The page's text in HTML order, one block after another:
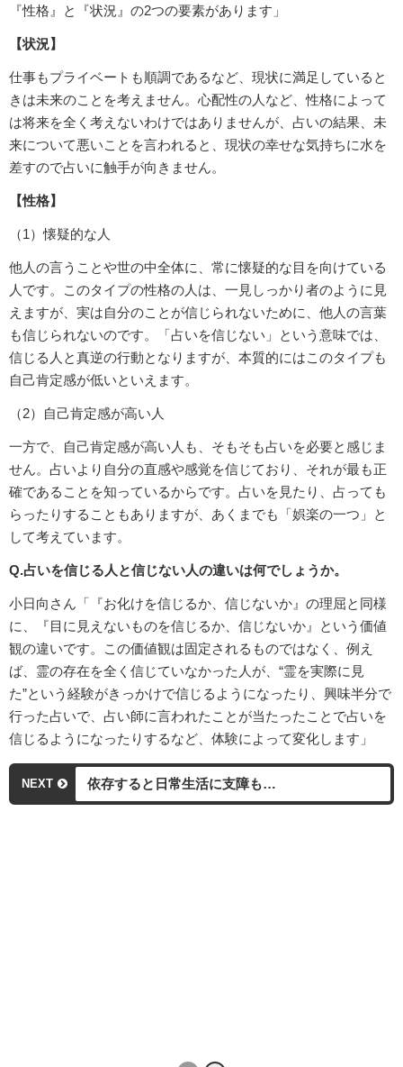
『性格』と『状況』の2つの要素があります」
【状況】
仕事もプライベートも順調であるなど、現状に満足していると
きは未来のことを考えません。心配性の人など、性格によって
は将来を全く考えないわけではありませんが、占いの結果、未
来について悪いことを言われると、現状の幸せな気持ちに水を
差すので占いに触手が向きません。
【性格】
（1）懐疑的な人
他人の言うことや世の中全体に、常に懐疑的な目を向けている
人です。このタイプの性格の人は、一見しっかり者のように見
えますが、実は自分のことが信じられないために、他人の言葉
も信じられないのです。「占いを信じない」という意味では、
信じる人と真逆の行動となりますが、本質的にはこのタイプも
自己肯定感が低いといえます。
（2）自己肯定感が高い人
一方で、自己肯定感が高い人も、そもそも占いを必要と感じま
せん。占いより自分の直感や感覚を信じており、それが最も正
確であることを知っているからです。占いを見たり、占っても
らったりすることもありますが、あくまでも「娯楽の一つ」と
して考えています。
Q.占いを信じる人と信じない人の違いは何でしょうか。
小日向さん「『お化けを信じるか、信じないか』の理屈と同様
に、『目に見えないものを信じるか、信じないか』という価値
観の違いです。この価値観は固定されるものではなく、例え
ば、霊の存在を全く信じていなかった人が、“霊を実際に見
た”という経験がきっかけで信じるようになったり、興味半分で
行った占いで、占い師に言われたことが当たったことで占いを
信じるようになったりするなど、体験によって変化します」
NEXT 依存すると日常生活に支障も…